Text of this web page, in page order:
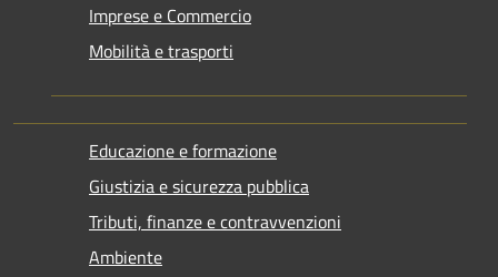
Imprese e Commercio
Mobilità e trasporti
Educazione e formazione
Giustizia e sicurezza pubblica
Tributi, finanze e contravvenzioni
Ambiente